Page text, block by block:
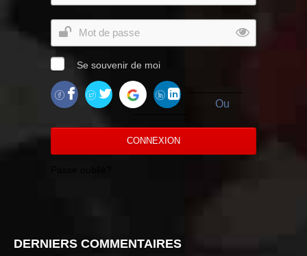
Se souvenir de moi
Ou
CONNEXION
DERNIERS COMMENTAIRES